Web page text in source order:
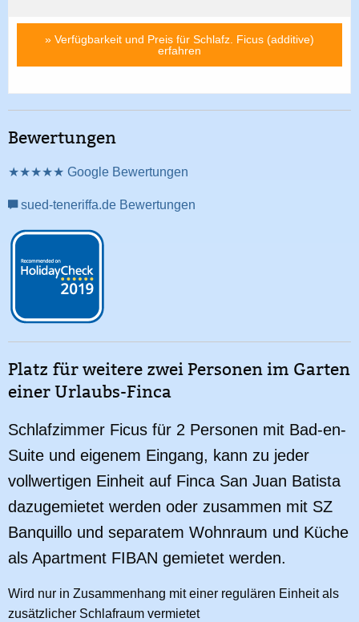
» Verfügbarkeit und Preis für Schlafz. Ficus (additive)
erfahren
Bewertungen
★★★★★ Google Bewertungen
sued-teneriffa.de Bewertungen
Platz für weitere zwei Personen im Garten
einer Urlaubs-Finca
Schlafzimmer Ficus für 2 Personen mit Bad-en-
Suite und eigenem Eingang, kann zu jeder
vollwertigen Einheit auf Finca San Juan Batista
dazugemietet werden oder zusammen mit SZ
Banquillo und separatem Wohnraum und Küche
als Apartment FIBAN gemietet werden.
Wird nur in Zusammenhang mit einer regulären Einheit als
zusätzlicher Schlafraum vermietet